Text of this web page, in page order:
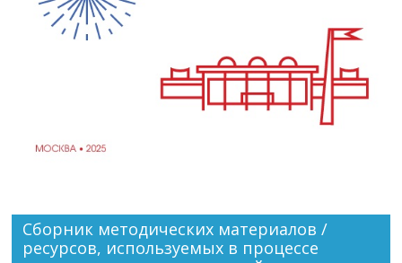
Сборник методических материалов /
ресурсов, используемых в процессе